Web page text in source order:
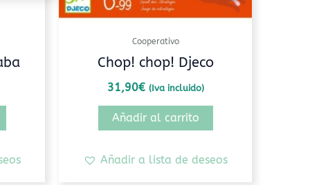
Cooperativo
Chop! chop! Djeco
31,90€ (Iva incluido)
Añadir al carrito
Añadir a lista de deseos